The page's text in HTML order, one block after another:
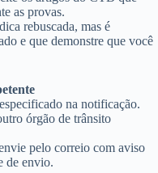
as provas.
rebuscada, mas é
e que demonstre que você
na notificação.
órgão de trânsito
pelo correio com aviso
de envio.